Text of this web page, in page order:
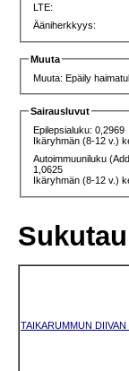
LTE:
Ääniherkkyys:
Muuta
Muuta: Epäily
Sairausluvut
Epilepsialuku: 0,2969
Ikäryhmän (8-12 v.)
Autoimmuuniluku
1,0625
Ikäryhmän (8-12 v.)
TAIKARUMMUN